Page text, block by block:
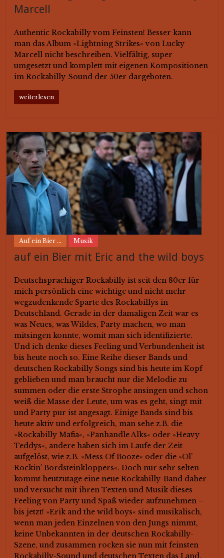
Marcell
Authentic Rockabilly vom Feinsten! Besser kann
man das Album »Lightning Strikes« von Lucky
Marcell nicht beschreiben. Vielfältig, super
umgesetzt und komplett mit eigenen Kompositionen
im Rockabilly-Sound der 50er dargeboten.
weiterlesen
Auf ein Bier ... Musik
auf ein Bier mit Eric and the wild boys
Deutschsprachiger Rockabilly ist seit den 80er für
mich persönlich eine wichtige und nicht mehr
wegzudenkende Sparte des Rockabillys in
Deutschland. Gerade in der damaligen Zeit war es
was Neues, was Wildes, Party machen, wo man
mitsingen konnte, womit man sich identifizierte.
Und ich denke dieses Feeling und Verbundenheit ist
bis heute noch so. Eine Reihe dieser Bands und
deutschen Rockabilly Songs sind bis heute im Kopf
geblieben und man braucht nur die Melodie zu
summen oder die erste Strophe ansingen und schon
weiß die Masse der Leute, um was es geht, singt mit
und Party pur ist angesagt. Einige Bands sind bis
heute aktiv und erfolgreich, man sehe z.B. die
»Rockabilly Mafia«, »Panhandle Alks« oder »Heavy
Teddys«, andere haben sich im Laufe der Zeit
aufgelöst, wie z.B. »Mess Of Booze« oder die »Ol’
Rockin’ Bordsteinkloppers«. Doch nur sehr selten
kommt heutzutage eine neue Rockabilly-Band daher
und versucht mit ihren Texten und Musik dieses
Feeling von Party und Spaß wieder aufzunehmen –
bis jetzt! »Erik and the wild boys« sind musikalisch,
wenn man jeden Einzelnen von den Jungs nimmt,
keine Unbekannten in der deutschen Rockabilly-
Szene, und zusammen rocken sie nun mit feinsten
Rockabilly-Sound und deutschen Texten das Land.